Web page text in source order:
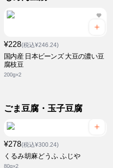
¥228(税込¥246.24)
国内産 日本ビーンズ 大豆の濃い豆
腐枝豆
200g×2
ごま豆腐・玉子豆腐
¥278(税込¥300.24)
くるみ胡麻どうふ ふじや
80g×2